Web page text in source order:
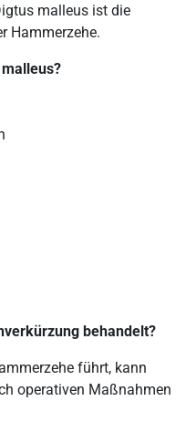
malleus ist die
Hammerzehe.
behandelt?
führt, kann
operativen Maßnahmen